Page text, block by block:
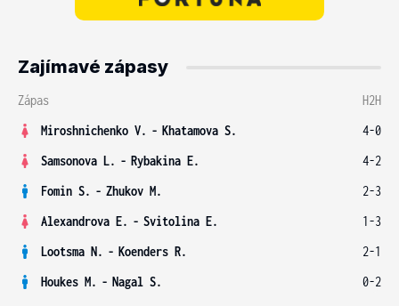
Zajímavé zápasy
Zápas
H2H
Miroshnichenko V. - Khatamova S.
4-0
Samsonova L. - Rybakina E.
4-2
Fomin S. - Zhukov M.
2-3
Alexandrova E. - Svitolina E.
1-3
Lootsma N. - Koenders R.
2-1
Houkes M. - Nagal S. 0-2